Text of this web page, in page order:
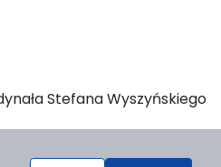
Stefana Wyszyńskiego